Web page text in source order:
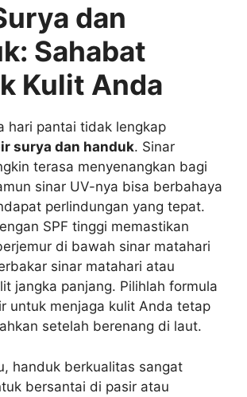
dan
Sahabat
Kulit Anda
hari pantai tidak lengkap
surya dan handuk. Sinar
terasa menyenangkan bagi
sinar UV-nya bisa berbahaya
perlindungan yang tepat.
SPF tinggi memastikan
di bawah sinar matahari
sinar matahari atau
jangka panjang. Pilihlah formula
untuk menjaga kulit Anda tetap
setelah berenang di laut.
handuk berkualitas sangat
bersantai di pasir atau